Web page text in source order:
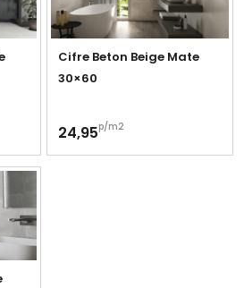
Cifre Beton Beige Mate
30×60
24,95p/m2